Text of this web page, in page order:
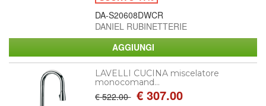
DA-S20608DWCR
DANIEL RUBINETTERIE
LAVELLI CUCINA miscelatore
monocomand...
€ 522.00 € 307.00